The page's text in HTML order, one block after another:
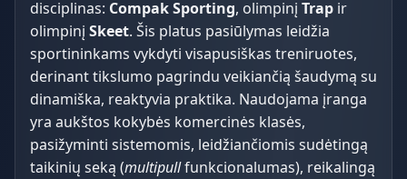
disciplinas: Compak Sporting, olimpinį Trap ir
olimpinį Skeet. Šis platus pasiūlymas leidžia
sportininkams vykdyti visapusiškas treniruotes,
derinant tikslumo pagrindu veikiančią šaudymą su
dinamiška, reaktyvia praktika. Naudojama įranga
yra aukštos kokybės komercinės klasės,
pasižyminti sistemomis, leidžiančiomis sudėtingą
taikinių seką (multipullfunkcionalumas), reikalingą